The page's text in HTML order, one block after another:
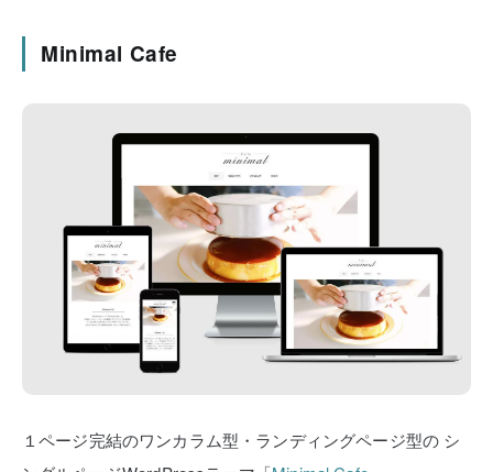
Minimal Cafe
１ページ完結のワンカラム型・ランディングページ型の シ